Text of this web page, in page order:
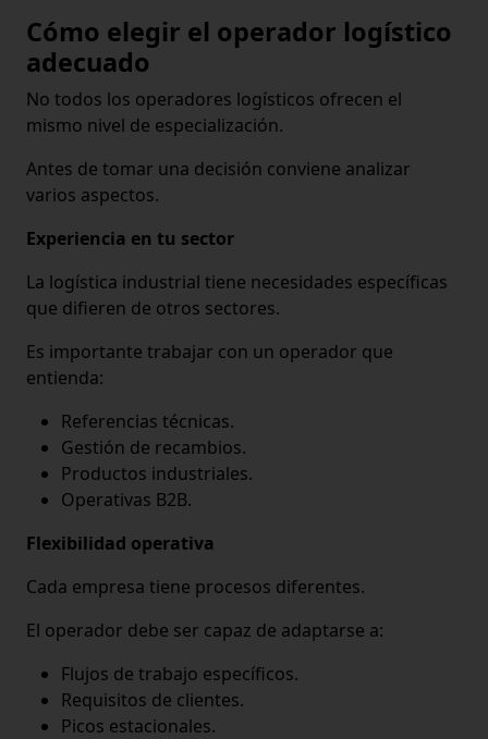
Cómo elegir el operador logístico
adecuado
No todos los operadores logísticos ofrecen el
mismo nivel de especialización.
Antes de tomar una decisión conviene analizar
varios aspectos.
Experiencia en tu sector
La logística industrial tiene necesidades específicas
que difieren de otros sectores.
Es importante trabajar con un operador que
entienda:
Referencias técnicas.
Gestión de recambios.
Productos industriales.
Operativas B2B.
Flexibilidad operativa
Cada empresa tiene procesos diferentes.
El operador debe ser capaz de adaptarse a:
Flujos de trabajo específicos.
Requisitos de clientes.
Picos estacionales.